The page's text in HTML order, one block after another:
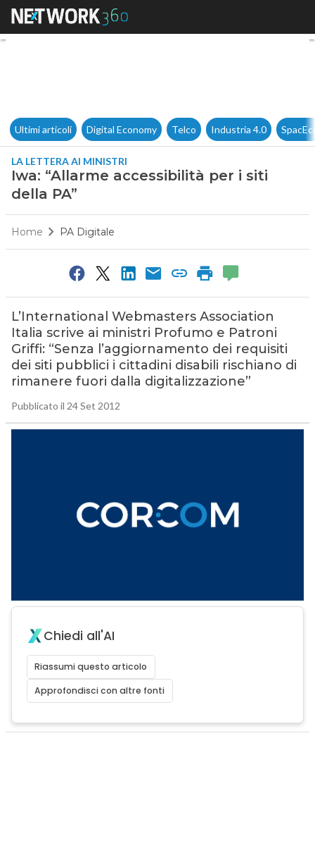
Iwa: “Allarme accessibilità
Ultimi articoli Digital Economy Telco Industria 4.0
LA LETTERA AI MINISTRI
Iwa: “Allarme accessibilità per i siti
della PA”
Home PA Digitale
L’International Webmasters Association
Italia scrive ai ministri Profumo e Patroni
Griffi: “Senza l’aggiornamento dei requisiti
dei siti pubblici i cittadini disabili rischiano di
rimanere fuori dalla digitalizzazione”
Pubblicato il 24 Set 2012
Chiedi all'AI
Riassumi questo articolo
Approfondisci con altre fonti